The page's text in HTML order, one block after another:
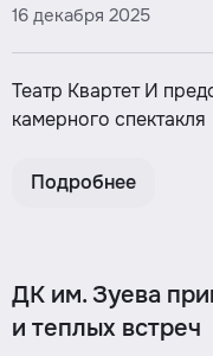
16 декабря 2025
Театр Квартет И
камерного спектакля
Подробнее
ДК им. Зуева
и теплых встреч